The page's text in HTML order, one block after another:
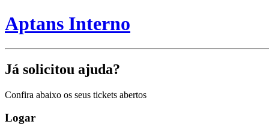
Aptans Interno
Já solicitou ajuda?
Confira abaixo os seus tickets abertos
Logar